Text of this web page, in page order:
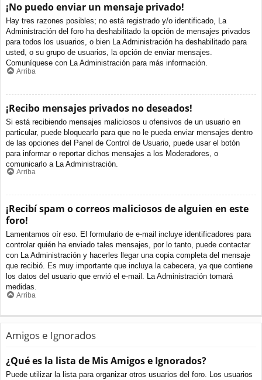
¡No puedo enviar un mensaje privado!
Hay tres razones posibles; no está registrado y/o identificado, La
Administración del foro ha deshabilitado la opción de mensajes privados
para todos los usuarios, o bien La Administración ha deshabilitado para
usted, o su grupo de usuarios, la opción de enviar mensajes.
Comuníquese con La Administración para más información.
Arriba
¡Recibo mensajes privados no deseados!
Si está recibiendo mensajes maliciosos u ofensivos de un usuario en
particular, puede bloquearlo para que no le pueda enviar mensajes dentro
de las opciones del Panel de Control de Usuario, puede usar el botón
para informar o reportar dichos mensajes a los Moderadores, o
comunicarlo a La Administración.
Arriba
¡Recibí spam o correos maliciosos de alguien en este
foro!
Lamentamos oír eso. El formulario de e-mail incluye identificadores para
controlar quién ha enviado tales mensajes, por lo tanto, puede contactar
con La Administración y hacerles llegar una copia completa del mensaje
que recibió. Es muy importante que incluya la cabecera, ya que contiene
los datos del usuario que envió el e-mail. La Administración tomará
medidas.
Arriba
Amigos e Ignorados
¿Qué es la lista de Mis Amigos e Ignorados?
Puede utilizar la lista para organizar otros usuarios del foro. Los usuarios